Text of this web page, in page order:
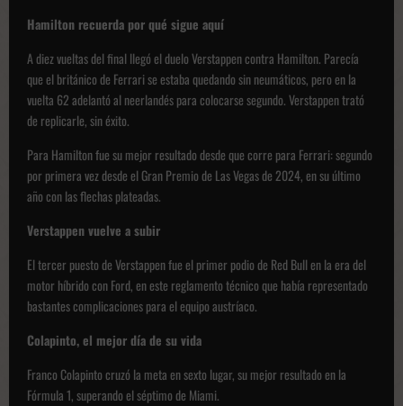
Hamilton recuerda por qué sigue aquí
A diez vueltas del final llegó el duelo Verstappen contra Hamilton. Parecía
que el británico de Ferrari se estaba quedando sin neumáticos, pero en la
vuelta 62 adelantó al neerlandés para colocarse segundo. Verstappen trató
de replicarle, sin éxito.
Para Hamilton fue su mejor resultado desde que corre para Ferrari: segundo
por primera vez desde el Gran Premio de Las Vegas de 2024, en su último
año con las flechas plateadas.
Verstappen vuelve a subir
El tercer puesto de Verstappen fue el primer podio de Red Bull en la era del
motor híbrido con Ford, en este reglamento técnico que había representado
bastantes complicaciones para el equipo austríaco.
Colapinto, el mejor día de su vida
Franco Colapinto cruzó la meta en sexto lugar, su mejor resultado en la
Fórmula 1, superando el séptimo de Miami.